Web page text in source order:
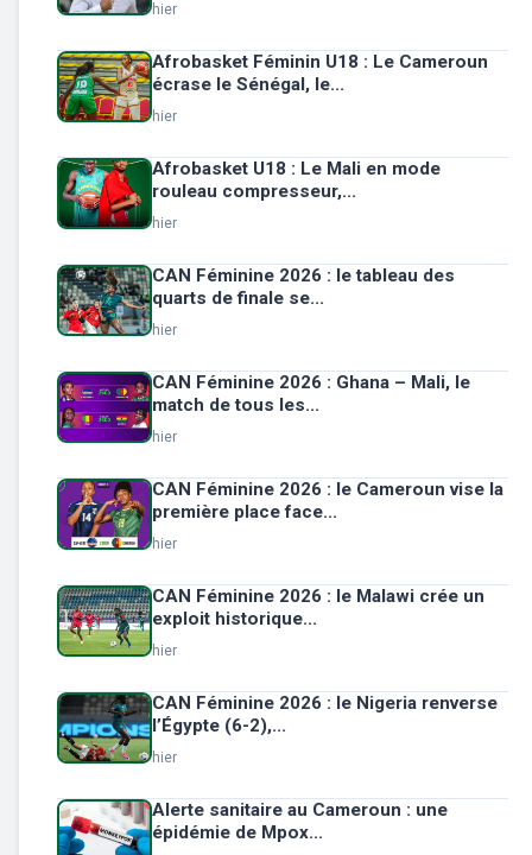
hier
Afrobasket Féminin U18 : Le Cameroun
écrase le Sénégal, le...
hier
Afrobasket U18 : Le Mali en mode
rouleau compresseur,...
hier
CAN Féminine 2026 : le tableau des
quarts de finale se...
hier
CAN Féminine 2026 : Ghana – Mali, le
match de tous les...
hier
CAN Féminine 2026 : le Cameroun vise la
première place face...
hier
CAN Féminine 2026 : le Malawi crée un
exploit historique...
hier
CAN Féminine 2026 : le Nigeria renverse
l’Égypte (6-2),...
hier
Alerte sanitaire au Cameroun : une
épidémie de Mpox...